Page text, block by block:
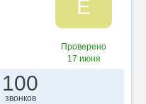
Е
Проверено
17 июня
100
звонков